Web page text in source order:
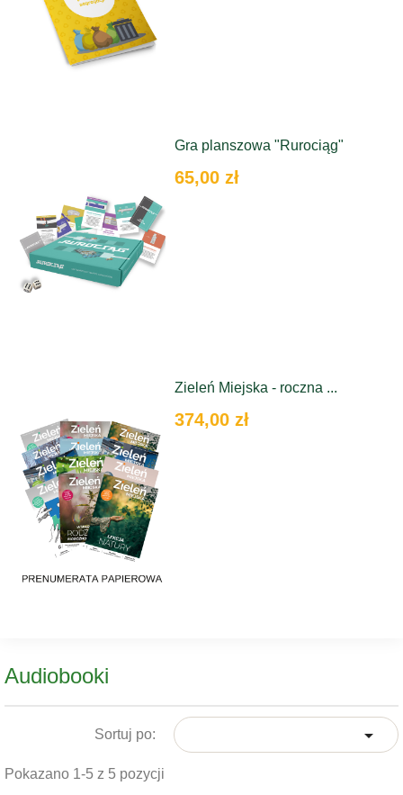
Gra planszowa "Rurociąg"
65,00 zł
Zieleń Miejska - roczna ...
374,00 zł
Audiobooki
Sortuj po: 
Pokazano 1-5 z 5 pozycji